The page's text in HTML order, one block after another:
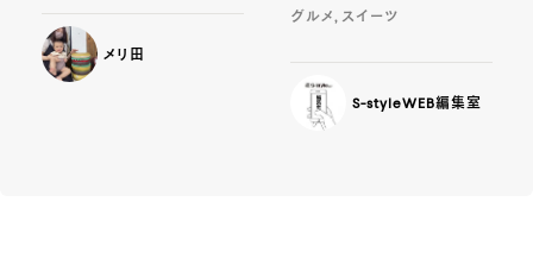
メリ田
グルメ, スイーツ
S-styleWEB編集室